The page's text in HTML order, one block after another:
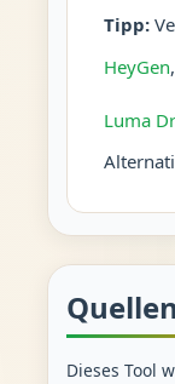
Tipp:
HeyGen,
Luma
Dieses Tool